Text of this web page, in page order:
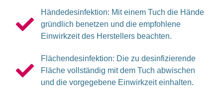
Händedesinfektion: Mit einem Tuch die Hände
gründlich benetzen und die empfohlene
Einwirkzeit des Herstellers beachten.
Flächendesinfektion: Die zu desinfizierende
Fläche vollständig mit dem Tuch abwischen
und die vorgegebene Einwirkzeit einhalten.